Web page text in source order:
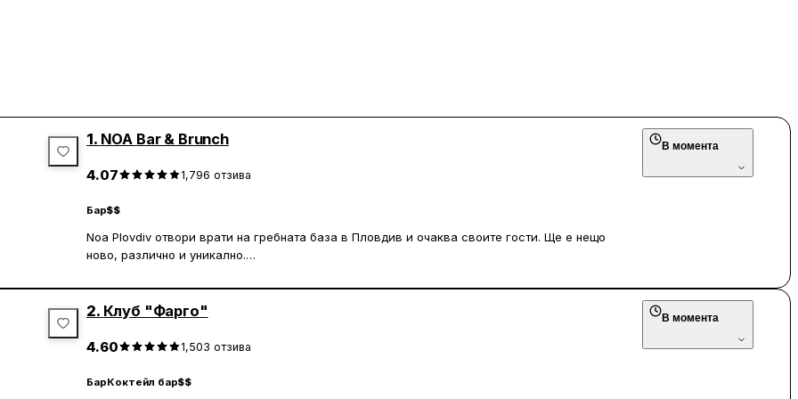
1. NOA Bar & Brunch
4.07 1,796 отзива
Бар$$
Noa Plovdiv отвори врати на гребната база в Пловдив и очаква своите гости. Ще е нещо
ново, различно и уникално.
да хапнете вкусна храна, а в по-късните часове да отпразнувате живота с интересна
музика и програма.
В момента
2. Клуб "Фарго"
4.60 1,503 отзива
БарКоктейл бар$$
В момента